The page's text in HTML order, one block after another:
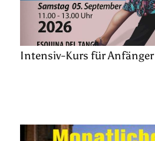
Intensiv-Kurs für Anfänger